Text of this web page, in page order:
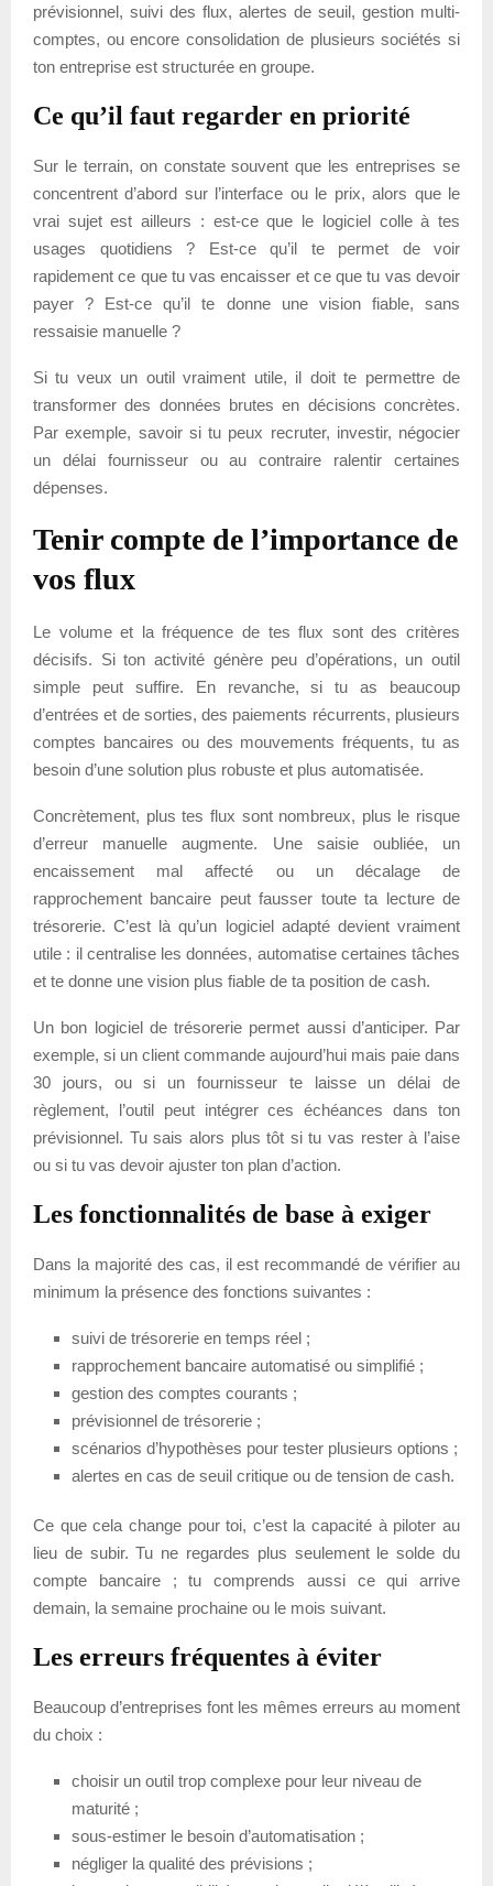
prévisionnel, suivi des flux, alertes de seuil, gestion multi-
comptes, ou encore consolidation de plusieurs sociétés si
ton entreprise est structurée en groupe.
Ce qu’il faut regarder en priorité
Sur le terrain, on constate souvent que les entreprises se
concentrent d’abord sur l’interface ou le prix, alors que le
vrai sujet est ailleurs : est-ce que le logiciel colle à tes
usages quotidiens ? Est-ce qu’il te permet de voir
rapidement ce que tu vas encaisser et ce que tu vas devoir
payer ? Est-ce qu’il te donne une vision fiable, sans
ressaisie manuelle ?
Si tu veux un outil vraiment utile, il doit te permettre de
transformer des données brutes en décisions concrètes.
Par exemple, savoir si tu peux recruter, investir, négocier
un délai fournisseur ou au contraire ralentir certaines
dépenses.
Tenir compte de l’importance de
vos flux
Le volume et la fréquence de tes flux sont des critères
décisifs. Si ton activité génère peu d’opérations, un outil
simple peut suffire. En revanche, si tu as beaucoup
d’entrées et de sorties, des paiements récurrents, plusieurs
comptes bancaires ou des mouvements fréquents, tu as
besoin d’une solution plus robuste et plus automatisée.
Concrètement, plus tes flux sont nombreux, plus le risque
d’erreur manuelle augmente. Une saisie oubliée, un
encaissement mal affecté ou un décalage de
rapprochement bancaire peut fausser toute ta lecture de
trésorerie. C’est là qu’un logiciel adapté devient vraiment
utile : il centralise les données, automatise certaines tâches
et te donne une vision plus fiable de ta position de cash.
Un bon logiciel de trésorerie permet aussi d’anticiper. Par
exemple, si un client commande aujourd’hui mais paie dans
30 jours, ou si un fournisseur te laisse un délai de
règlement, l’outil peut intégrer ces échéances dans ton
prévisionnel. Tu sais alors plus tôt si tu vas rester à l’aise
ou si tu vas devoir ajuster ton plan d’action.
Les fonctionnalités de base à exiger
Dans la majorité des cas, il est recommandé de vérifier au
minimum la présence des fonctions suivantes :
suivi de trésorerie en temps réel ;
rapprochement bancaire automatisé ou simplifié ;
gestion des comptes courants ;
prévisionnel de trésorerie ;
scénarios d’hypothèses pour tester plusieurs options ;
alertes en cas de seuil critique ou de tension de cash.
Ce que cela change pour toi, c’est la capacité à piloter au
lieu de subir. Tu ne regardes plus seulement le solde du
compte bancaire ; tu comprends aussi ce qui arrive
demain, la semaine prochaine ou le mois suivant.
Les erreurs fréquentes à éviter
Beaucoup d’entreprises font les mêmes erreurs au moment
du choix :
choisir un outil trop complexe pour leur niveau de
maturité ;
sous-estimer le besoin d’automatisation ;
négliger la qualité des prévisions ;